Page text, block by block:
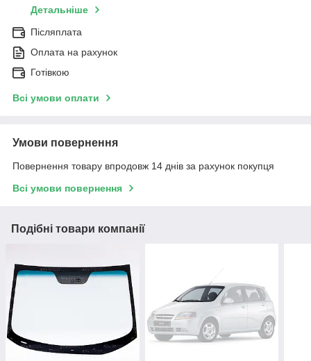
Детальніше
Післяплата
Оплата на рахунок
Готівкою
Всі умови оплати
Умови повернення
Повернення товару впродовж 14 днів за рахунок покупця
Всі умови повернення
Подібні товари компанії